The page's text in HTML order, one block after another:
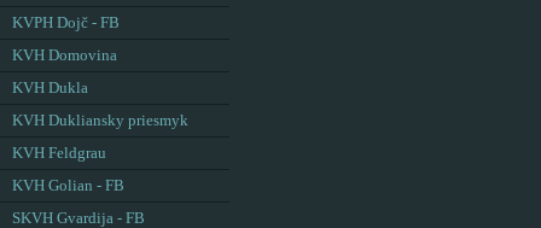
KVPH Dojč - FB
KVH Domovina
KVH Dukla
KVH Dukliansky priesmyk
KVH Feldgrau
KVH Golian - FB
SKVH Gvardija - FB